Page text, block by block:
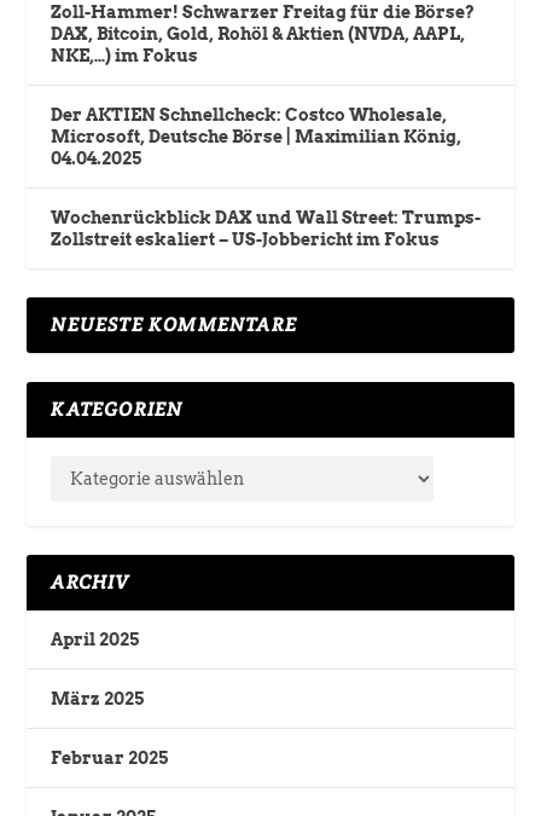
Zoll-Hammer! Schwarzer Freitag für die Börse?
DAX, Bitcoin, Gold, Rohöl & Aktien (NVDA, AAPL,
NKE,…) im Fokus
Der AKTIEN Schnellcheck: Costco Wholesale,
Microsoft, Deutsche Börse | Maximilian König,
04.04.2025
Wochenrückblick DAX und Wall Street: Trumps-
Zollstreit eskaliert – US-Jobbericht im Fokus
NEUESTE KOMMENTARE
KATEGORIEN
ARCHIV
April 2025
März 2025
Februar 2025